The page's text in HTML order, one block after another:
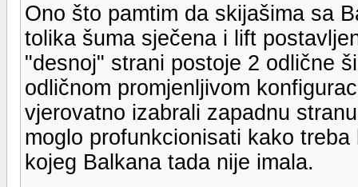
Ono što pamtim da skijašima sa
tolika šuma sječena i lift
"desnoj" strani postoje 2 odlične
odličnom promjenljivom
vjerovatno izabrali zapadnu
moglo profunkcionisati kako
kojeg Balkana tada nije imala.